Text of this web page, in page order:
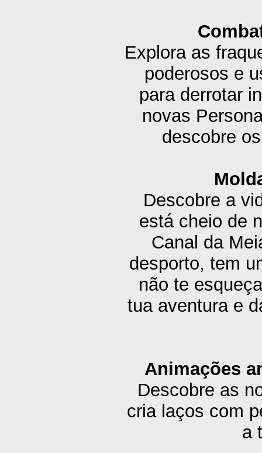
Explora as
poderosos e
para derrotar
novas
descobre
Descobre a
está cheio de
Canal da
desporto, tem
não te
tua aventura e
Animações
Descobre as
cria laços com
a